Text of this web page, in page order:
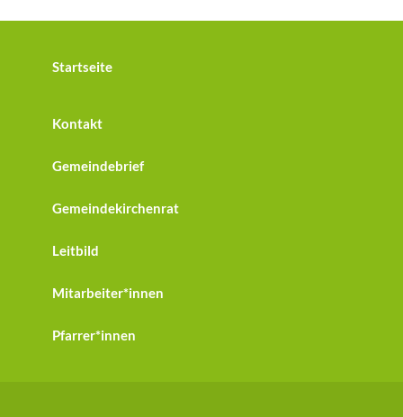
Startseite
Kontakt
Gemeindebrief
Gemeindekirchenrat
Leitbild
Mitarbeiter*innen
Pfarrer*innen